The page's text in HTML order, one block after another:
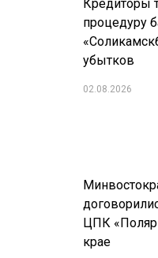
Кредиторы
процедуру
убытков
02.08.2026
ЦПК
крае